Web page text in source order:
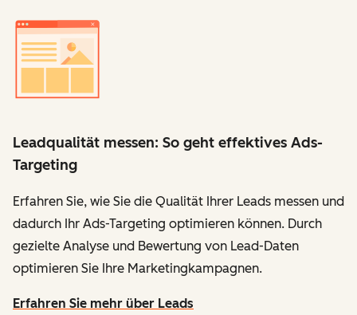
Leadqualität messen: So geht effektives Ads-
Targeting
Erfahren Sie, wie Sie die Qualität Ihrer Leads messen und
dadurch Ihr Ads-Targeting optimieren können. Durch
gezielte Analyse und Bewertung von Lead-Daten
optimieren Sie Ihre Marketingkampagnen.
Erfahren Sie mehr über Leads